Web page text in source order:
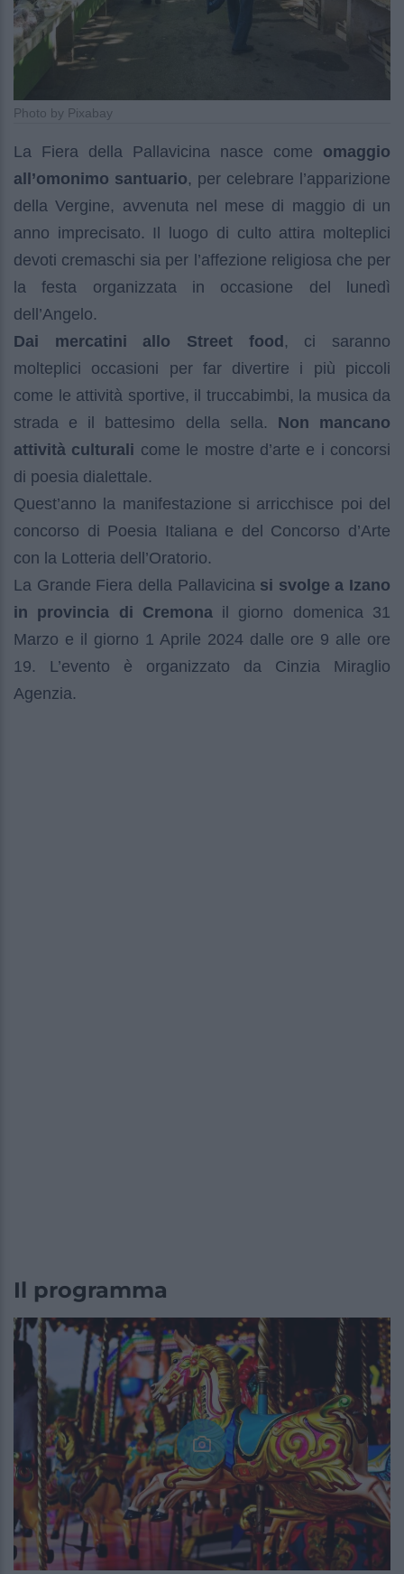
Photo by Pixabay
La Fiera della Pallavicina nasce come omaggio
all’omonimo santuario, per celebrare l’apparizione
della Vergine, avvenuta nel mese di maggio di un
anno imprecisato. Il luogo di culto attira molteplici
devoti cremaschi sia per l’affezione religiosa che per
la festa organizzata in occasione del lunedì
dell’Angelo.
Dai mercatini allo Street food , ci saranno
molteplici occasioni per far divertire i più piccoli
come le attività sportive, il truccabimbi, la musica da
strada e il battesimo della sella. Non mancano
attività culturali come le mostre d’arte e i concorsi
di poesia dialettale.
Quest’anno la manifestazione si arricchisce poi del
concorso di Poesia Italiana e del Concorso d’Arte
con la Lotteria dell’Oratorio.
La Grande Fiera della Pallavicinasi svolge a Izano
in provincia di Cremonail giorno domenica 31
Marzo e il giorno 1 Aprile 2024 dalle ore 9 alle ore
19. L’evento è organizzato da Cinzia Miraglio
Agenzia.
Il programma